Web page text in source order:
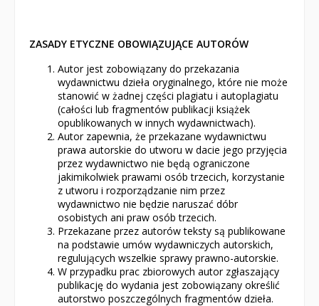
ZASADY ETYCZNE OBOWIĄZUJĄCE AUTORÓW
Autor jest zobowiązany do przekazania
wydawnictwu dzieła oryginalnego, które nie może
stanowić w żadnej części plagiatu i autoplagiatu
(całości lub fragmentów publikacji książek
opublikowanych w innych wydawnictwach).
Autor zapewnia, że przekazane wydawnictwu
prawa autorskie do utworu w dacie jego przyjęcia
przez wydawnictwo nie będą ograniczone
jakimikolwiek prawami osób trzecich, korzystanie
z utworu i rozporządzanie nim przez
wydawnictwo nie będzie naruszać dóbr
osobistych ani praw osób trzecich.
Przekazane przez autorów teksty są publikowane
na podstawie umów wydawniczych autorskich,
regulujących wszelkie sprawy prawno-autorskie.
W przypadku prac zbiorowych autor zgłaszający
publikację do wydania jest zobowiązany określić
autorstwo poszczególnych fragmentów dzieła.